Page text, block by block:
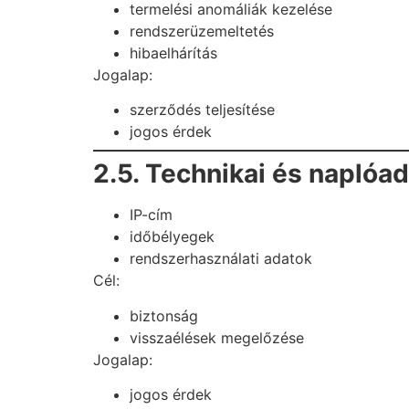
termelési anomáliák kezelése
rendszerüzemeltetés
hibaelhárítás
Jogalap:
szerződés teljesítése
jogos érdek
2.5. Technikai és
IP-cím
időbélyegek
rendszerhasználati adatok
Cél:
biztonság
visszaélések megelőzése
Jogalap:
jogos érdek